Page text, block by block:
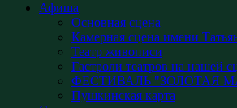
Афиша
Основная сцена
Камерная сцена имени
Театр живописи
Гастроли театров на нашей
ФЕСТИВАЛЬ "ЗОЛОТАЯ
Пушкинская карта